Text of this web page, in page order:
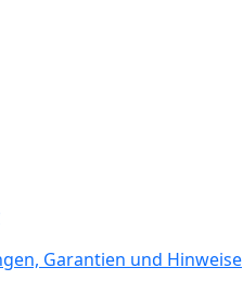
Garantien und Hinweise